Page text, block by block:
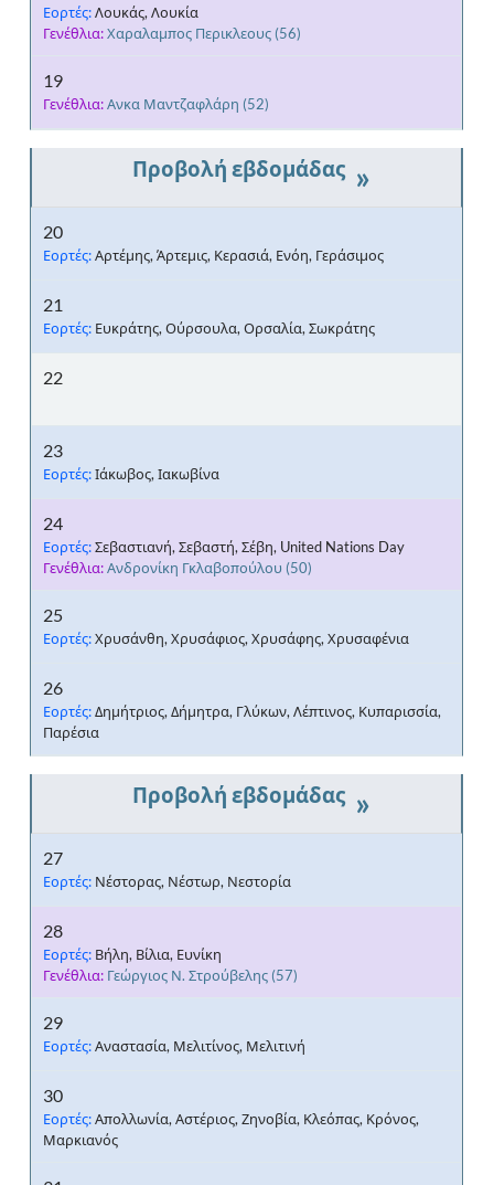
Εορτές:Λουκάς, Λουκία
Γενέθλια:Χαραλαμπος Περικλεους (56)
19
Γενέθλια:Ανκα Μαντζαφλάρη (52)
»
20
Εορτές:Αρτέμης, Άρτεμις, Κερασιά, Ενόη, Γεράσιμος
21
Εορτές: Ευκράτης, Ούρσουλα, Ορσαλία, Σωκράτης
22
23
Εορτές:Ιάκωβος, Ιακωβίνα
24
Εορτές:Σεβαστιανή, Σεβαστή, Σέβη, United Nations Day
Γενέθλια:Ανδρονίκη Γκλαβοπούλου (50)
25
Εορτές:Χρυσάνθη, Χρυσάφιος, Χρυσάφης, Χρυσαφένια
26
Εορτές:Δημήτριος, Δήμητρα, Γλύκων, Λέπτινος, Κυπαρισσία,
Παρέσια
»
27
Εορτές: Νέστορας, Νέστωρ, Νεστορία
28
Εορτές: Βήλη, Βίλια, Ευνίκη
Γενέθλια: Γεώργιος Ν. Στρούβελης (57)
29
Εορτές:Αναστασία, Μελιτίνος, Μελιτινή
30
Εορτές:Απολλωνία, Αστέριος, Ζηνοβία, Κλεόπας, Κρόνος,
Μαρκιανός